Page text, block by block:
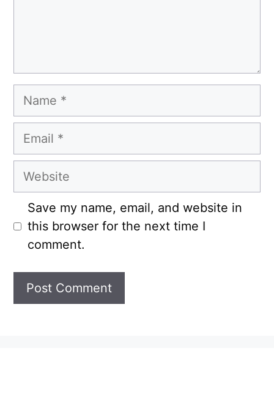
Name
Email
Website
Save my name, email, and website in
this browser for the next time I
comment.